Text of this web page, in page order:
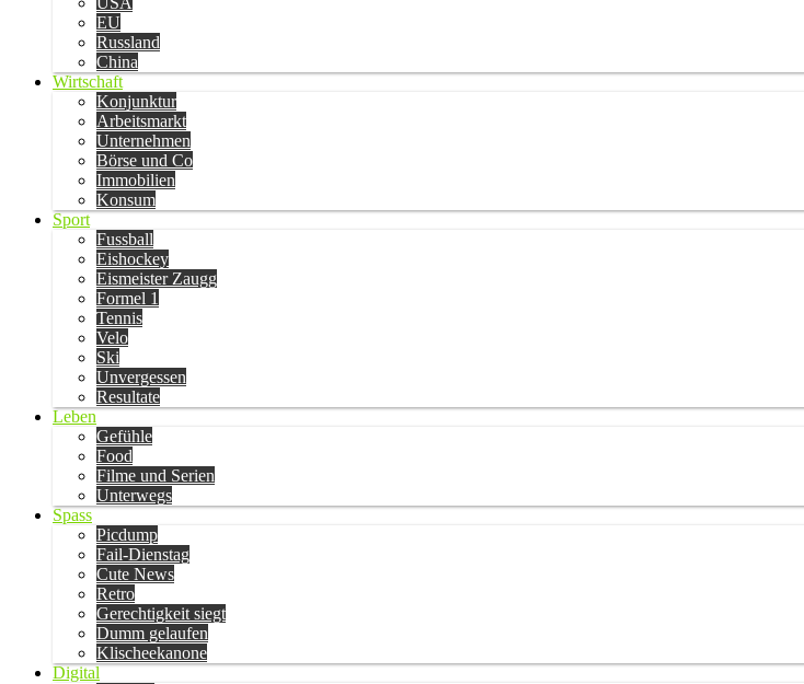
EU
Russland
China
Wirtschaft
Konjunktur
Arbeitsmarkt
Unternehmen
Börse und Co
Immobilien
Konsum
Sport
Fussball
Eishockey
Eismeister Zaugg
Formel 1
Tennis
Velo
Ski
Unvergessen
Resultate
Leben
Gefühle
Food
Filme und Serien
Unterwegs
Spass
Picdump
Fail-Dienstag
Cute News
Retro
Gerechtigkeit siegt
Dumm gelaufen
Klischeekanone
Digital